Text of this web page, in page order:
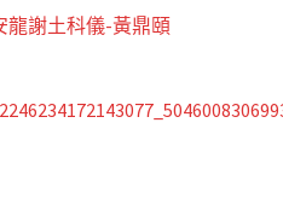
龍謝土科儀-黃鼎頤